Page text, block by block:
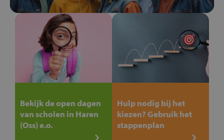
Bekijk de open dagen
van scholen in Haren
(Oss) e.o.
Hulp nodig bij het
kiezen? Gebruik het
stappenplan